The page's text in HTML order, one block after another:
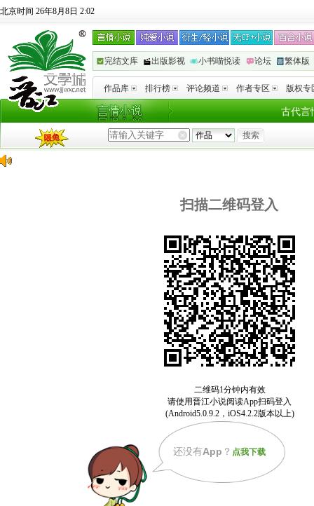
北京时间 26年8月8日 2:02
完结文库 出版影视 小书喵悦读 论坛 繁体版
作品库 排行榜 评论频道 作者专区 版权专
古代言
扫描二维码登入
还没有App ？ 点我下载